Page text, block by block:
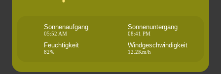
Sonnenaufgang
05:52 AM
Sonnenuntergang
08:41 PM
Feuchtigkeit
82%
Windgeschwindigkeit
12.2Km/h